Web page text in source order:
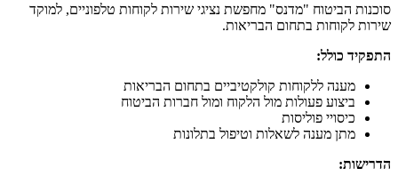
סוכנות הביטוח "מדנס" מחפשת נציגי שירות לקוחות טלפוניים, למוקד
שירות לקוחות בתחום הבריאות.
התפקיד כולל:
מענה ללקוחות קולקטיביים בתחום הבריאות
ביצוע פעולות מול הלקוח ומול חברות הביטוח
כיסויי פוליסות
מתן מענה לשאלות וטיפול בתלונות
הדרישות: